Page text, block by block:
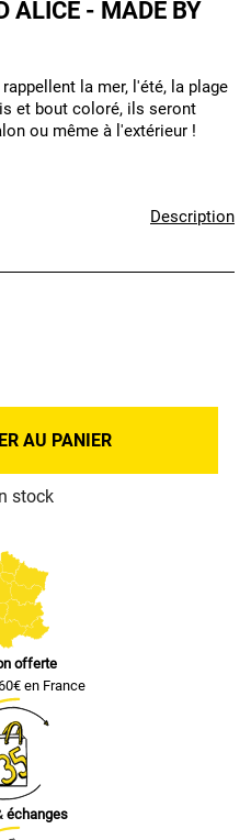
ALICE - MADE BY
la mer, l'été, la plage
et bout coloré, ils seront
ou même à l'extérieur !
Description
AU PANIER
stock
offerte
en France
échanges